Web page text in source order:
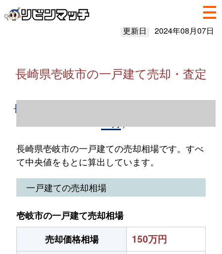
更新日 2024年08月07日
長崎県壱岐市の一戸建て売却・査定
長崎県壱岐市の一戸建て売却情報（2023年1
長崎県壱岐市の一戸建ての売却相場です。すべ
て中央値をもとに算出しています。
一戸建ての売却相場
壱岐市の一戸建て売却相場
売却価格相場
150万円